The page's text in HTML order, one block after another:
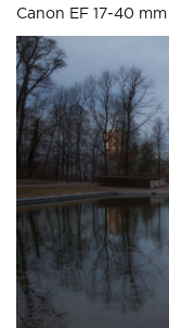
Canon EF 17-40